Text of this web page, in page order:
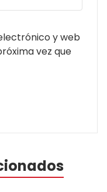
y web
vez que